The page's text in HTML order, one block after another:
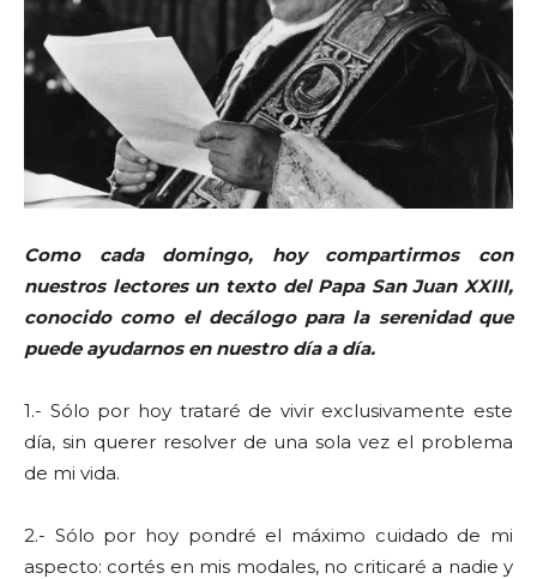
Como cada domingo, hoy compartirmos con
nuestros lectores un texto del Papa San Juan XXIII,
conocido como el decálogo para la serenidad que
puede ayudarnos en nuestro día a día.
1.- Sólo por hoy trataré de vivir exclusivamente este
día, sin querer resolver de una sola vez el problema
de mi vida.
2.- Sólo por hoy pondré el máximo cuidado de mi
aspecto: cortés en mis modales, no criticaré a nadie y